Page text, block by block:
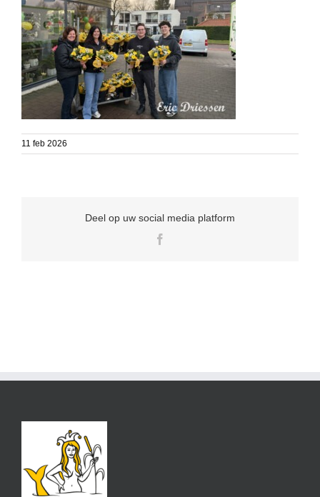
11 feb 2026
Deel op uw social media platform